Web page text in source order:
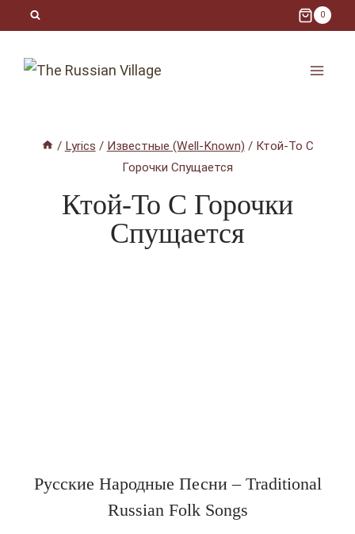
content
0
/ Lyrics / Известные (Well-Known) / Ктой-То С
Горочки Спущается
Ктой-То С Горочки
Спущается
Русские Народные Песни – Traditional
Russian Folk Songs